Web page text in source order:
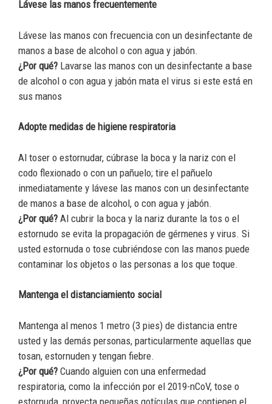
Lávese las manos frecuentemente
Lávese las manos con frecuencia con un desinfectante de
manos a base de alcohol o con agua y jabón.
¿Por qué? Lavarse las manos con un desinfectante a base
de alcohol o con agua y jabón mata el virus si este está en
sus manos
Adopte medidas de higiene respiratoria
Al toser o estornudar, cúbrase la boca y la nariz con el
codo flexionado o con un pañuelo; tire el pañuelo
inmediatamente y lávese las manos con un desinfectante
de manos a base de alcohol, o con agua y jabón.
¿Por qué? Al cubrir la boca y la nariz durante la tos o el
estornudo se evita la propagación de gérmenes y virus. Si
usted estornuda o tose cubriéndose con las manos puede
contaminar los objetos o las personas a los que toque.
Mantenga el distanciamiento social
Mantenga al menos 1 metro (3 pies) de distancia entre
usted y las demás personas, particularmente aquellas que
tosan, estornuden y tengan fiebre.
¿Por qué? Cuando alguien con una enfermedad
respiratoria, como la infección por el 2019-nCoV, tose o
estornuda, proyecta pequeñas gotículas que contienen el